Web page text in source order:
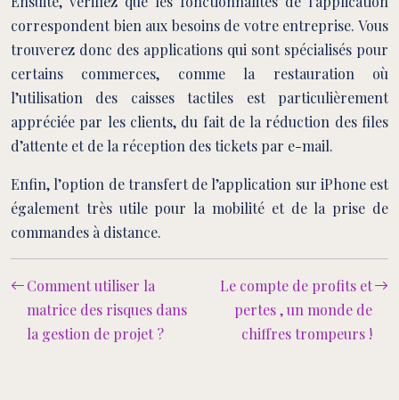
correspondent bien aux besoins de votre entreprise. Vous
trouverez donc des applications qui sont spécialisés pour
certains commerces, comme la restauration où
l’utilisation des caisses tactiles est particulièrement
appréciée par les clients, du fait de la réduction des files
d’attente et de la réception des tickets par e-mail.
Enfin, l’option de transfert de l’application sur iPhone est
également très utile pour la mobilité et de la prise de
commandes à distance.
Comment utiliser la
matrice des risques dans
la gestion de projet ?
Le compte de profits et
pertes , un monde de
chiffres trompeurs !